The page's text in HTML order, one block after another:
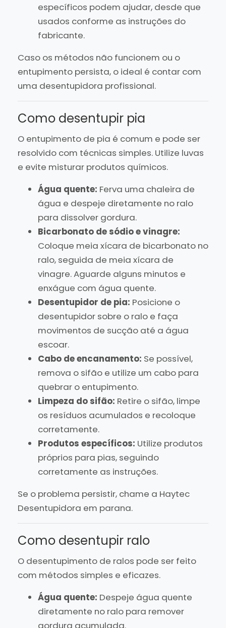
específicos podem ajudar, desde que
usados conforme as instruções do
fabricante.
Caso os métodos não funcionem ou o
entupimento persista, o ideal é contar com
uma desentupidora profissional.
Como desentupir pia
O entupimento de pia é comum e pode ser
resolvido com técnicas simples. Utilize luvas
e evite misturar produtos químicos.
Água quente: Ferva uma chaleira de
água e despeje diretamente no ralo
para dissolver gordura.
Bicarbonato de sódio e vinagre:
Coloque meia xícara de bicarbonato no
ralo, seguida de meia xícara de
vinagre. Aguarde alguns minutos e
enxágue com água quente.
Desentupidor de pia: Posicione o
desentupidor sobre o ralo e faça
movimentos de sucção até a água
escoar.
Cabo de encanamento: Se possível,
remova o sifão e utilize um cabo para
quebrar o entupimento.
Limpeza do sifão: Retire o sifão, limpe
os resíduos acumulados e recoloque
corretamente.
Produtos específicos: Utilize produtos
próprios para pias, seguindo
corretamente as instruções.
Se o problema persistir, chame a Haytec
Desentupidora em parana.
Como desentupir ralo
O desentupimento de ralos pode ser feito
com métodos simples e eficazes.
Água quente: Despeje água quente
diretamente no ralo para remover